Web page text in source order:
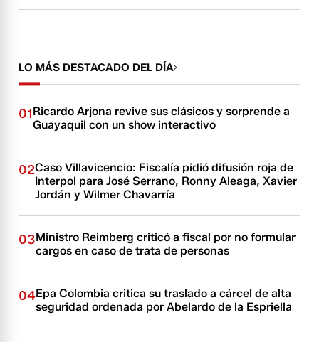
LO MÁS DESTACADO DEL DÍA
01Ricardo Arjona revive sus clásicos y sorprende a
Guayaquil con un show interactivo
02Caso Villavicencio: Fiscalía pidió difusión roja de
Interpol para José Serrano, Ronny Aleaga, Xavier
Jordán y Wilmer Chavarría
03Ministro Reimberg criticó a fiscal por no formular
cargos en caso de trata de personas
04Epa Colombia critica su traslado a cárcel de alta
seguridad ordenada por Abelardo de la Espriella